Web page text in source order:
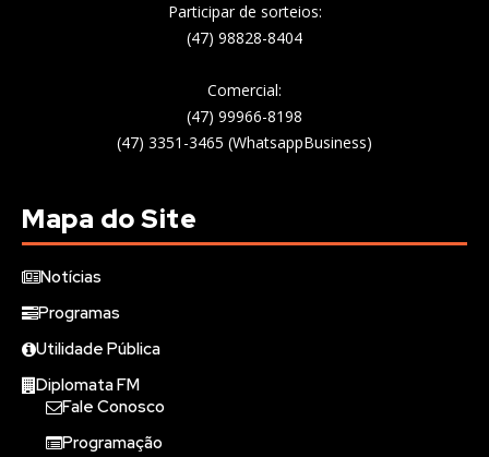
Participar de sorteios:
(47) 98828-8404
Comercial:
(47) 99966-8198
(47) 3351-3465 (WhatsappBusiness)
Mapa do Site
Notícias
Programas
Utilidade Pública
Diplomata FM
Fale Conosco
Programação